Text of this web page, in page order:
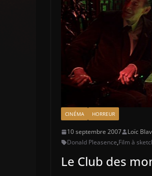
CINÉMA HORREUR
10 septembre 2007
Loïc
Donald Pleasence,Film à
Le Club des